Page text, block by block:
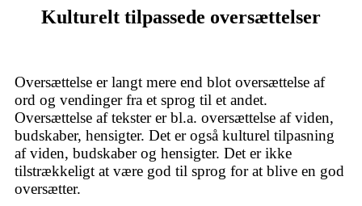
Kulturelt tilpassede oversættelser
Oversættelse er langt mere end blot oversættelse af
ord og vendinger fra et sprog til et andet.
Oversættelse af tekster er bl.a. oversættelse af viden,
budskaber, hensigter. Det er også kulturel tilpasning
af viden, budskaber og hensigter. Det er ikke
tilstrækkeligt at være god til sprog for at blive en god
oversætter.